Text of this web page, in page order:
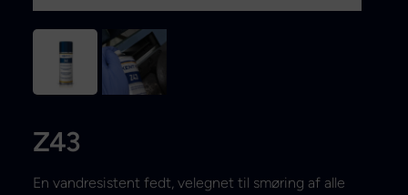
Z43
En vandresistent fedt, velegnet til smøring af alle